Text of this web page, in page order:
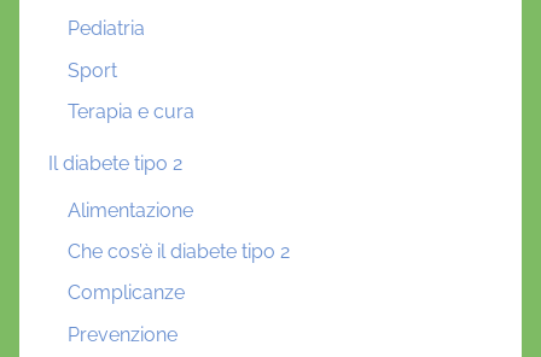
Pediatria
Sport
Terapia e cura
Il diabete tipo 2
Alimentazione
Che cos’è il diabete tipo 2
Complicanze
Prevenzione